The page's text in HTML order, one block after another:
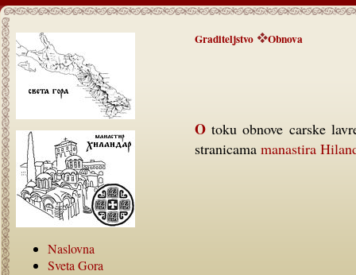
Naslovna
Sveta Gora
Graditeljstvo Obnova
O toku obnove carske lavre Hilandara možete videti i pročitati na zvaničnim
stranicama manastira